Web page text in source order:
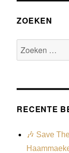
ZOEKEN
RECENTE
🎶 Save